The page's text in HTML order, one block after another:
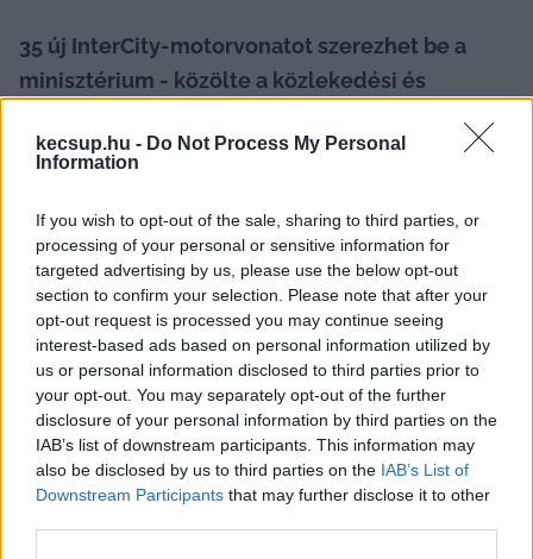
kecsup.hu - Do Not Process My Personal
Information
If you wish to opt-out of the sale, sharing to third parties, or
processing of your personal or sensitive information for
targeted advertising by us, please use the below opt-out
section to confirm your selection. Please note that after your
opt-out request is processed you may continue seeing
interest-based ads based on personal information utilized by
us or personal information disclosed to third parties prior to
your opt-out. You may separately opt-out of the further
disclosure of your personal information by third parties on the
IAB’s list of downstream participants. This information may
also be disclosed by us to third parties on the IAB’s List of
Downstream Participants that may further disclose it to other
35 új InterCity-motorvonatot szerezhet be a
minisztérium - közölte a közlekedési és
A pénteken megkötött, 16,4 milliárd eurós uniós
képes lesz Magyarország, hogy sok év után újra
teljesen új motorvonatokat vásároljon – Vitézy
Dávid Facebook-posztja alapján erről számolt be
a 24.hu.
A közlekedési és beruházási miniszter
hozzátette, a megállapodás értelmében EU-s
forrásokból legalább 35 új InterCity-